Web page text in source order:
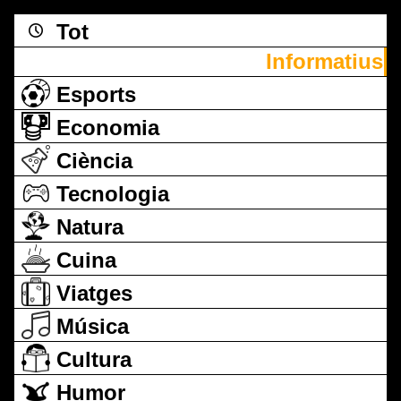
Tot
Informatius
Esports
Economia
Ciència
Tecnologia
Natura
Cuina
Viatges
Música
Cultura
Humor